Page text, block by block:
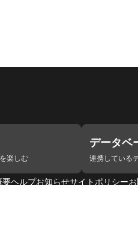
楽しむ
データベ
連携している
要ヘルプお知らせサイトポリシー